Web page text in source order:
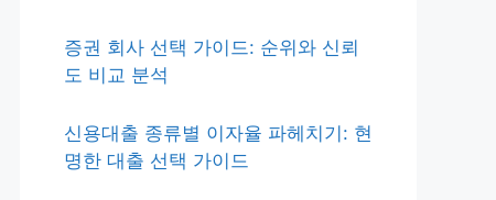
증권 회사 선택 가이드: 순위와 신뢰
도 비교 분석
신용대출 종류별 이자율 파헤치기: 현
명한 대출 선택 가이드